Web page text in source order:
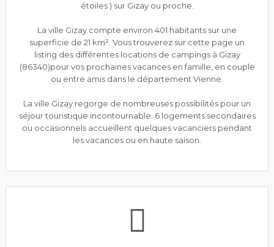
étoiles ) sur Gizay ou proche.
La ville Gizay compte environ 401 habitants sur une
superficie de 21 km². Vous trouverez sur cette page un
listing des différentes locations de campings à Gizay
(86340)pour vos prochaines vacances en famille, en couple
ou entre amis dans le département Vienne.
La ville Gizay regorge de nombreuses possibilités pour un
séjour touristique incontournable. 6 logements secondaires
ou occasionnels accueillent quelques vacanciers pendant
les vacances ou en haute saison.